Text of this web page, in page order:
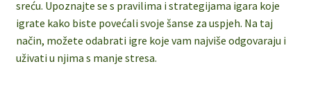
sreću. Upoznajte se s pravilima i strategijama igara koje
igrate kako biste povećali svoje šanse za uspjeh. Na taj
način, možete odabrati igre koje vam najviše odgovaraju i
uživati u njima s manje stresa.